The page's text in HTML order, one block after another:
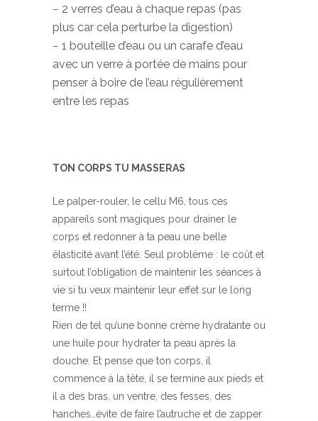
− 2 verres d’eau à chaque repas (pas
plus car cela perturbe la digestion)
− 1 bouteille d’eau ou un carafe d’eau
avec un verre à portée de mains pour
penser à boire de l’eau régulièrement
entre les repas
TON CORPS TU MASSERAS
Le palper-rouler, le cellu M6, tous ces
appareils sont magiques pour drainer le
corps et redonner à ta peau une belle
élasticité avant l’été. Seul problème : le coût et
surtout l’obligation de maintenir les séances à
vie si tu veux maintenir leur effet sur le long
terme !!
Rien de tel qu’une bonne crème hydratante ou
une huile pour hydrater ta peau après la
douche. Et pense que ton corps, il
commence à la tête, il se termine aux pieds et
il a des bras, un ventre, des fesses, des
hanches…évite de faire l’autruche et de zapper